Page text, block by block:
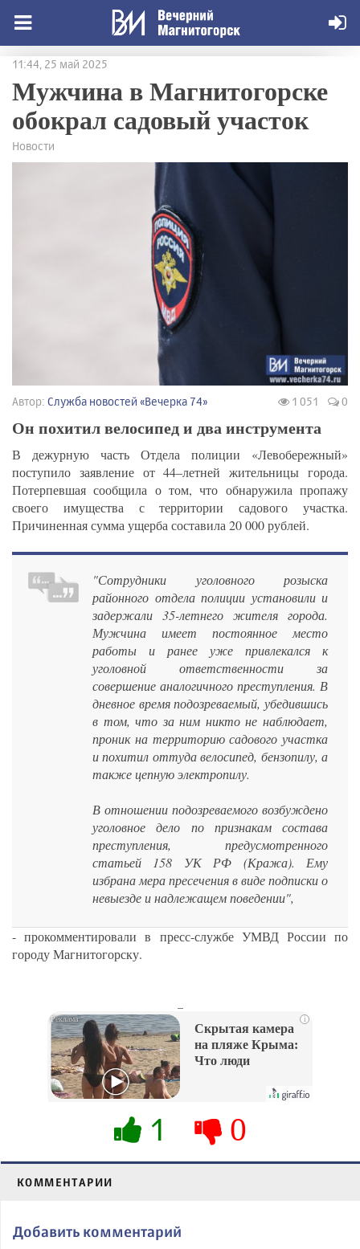
11:44, 25 май 2025
Мужчина в Магнитогорске
обокрал садовый участок
Новости
Автор: Служба новостей «Вечерка 74» 1 051 0
Он похитил велосипед и два инструмента
В дежурную часть Отдела полиции «Левобережный»
поступило заявление от 44–летней жительницы города.
Потерпевшая сообщила о том, что обнаружила пропажу
своего имущества с территории садового участка.
Причиненная сумма ущерба составила 20 000 рублей.
"Сотрудники уголовного розыска
районного отдела полиции установили и
задержали 35-летнего жителя города.
Мужчина имеет постоянное место
работы и ранее уже привлекался к
уголовной ответственности за
совершение аналогичного преступления. В
дневное время подозреваемый, убедившись
в том, что за ним никто не наблюдает,
проник на территорию садового участка
и похитил оттуда велосипед, бензопилу, а
также цепную электропилу.
В отношении подозреваемого возбуждено
уголовное дело по признакам состава
преступления, предусмотренного
статьей 158 УК РФ (Кража). Ему
избрана мера пресечения в виде подписки о
невыезде и надлежащем поведении",
- прокомментировали в пресс-службе УМВД России по
городу Магнитогорску.
i
Скрытая камера
на пляже Крыма:
Что люди
их не видят...
1 0
КОММЕНТАРИИ
Добавить комментарий